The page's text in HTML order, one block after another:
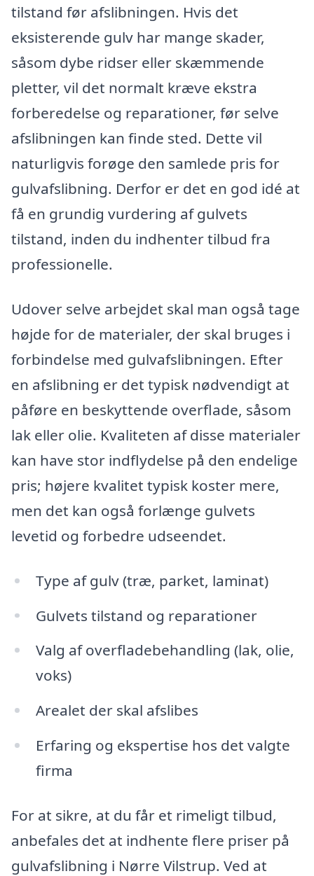
tilstand før afslibningen. Hvis det
eksisterende gulv har mange skader,
såsom dybe ridser eller skæmmende
pletter, vil det normalt kræve ekstra
forberedelse og reparationer, før selve
afslibningen kan finde sted. Dette vil
naturligvis forøge den samlede pris for
gulvafslibning. Derfor er det en god idé at
få en grundig vurdering af gulvets
tilstand, inden du indhenter tilbud fra
professionelle.
Udover selve arbejdet skal man også tage
højde for de materialer, der skal bruges i
forbindelse med gulvafslibningen. Efter
en afslibning er det typisk nødvendigt at
påføre en beskyttende overflade, såsom
lak eller olie. Kvaliteten af disse materialer
kan have stor indflydelse på den endelige
pris; højere kvalitet typisk koster mere,
men det kan også forlænge gulvets
levetid og forbedre udseendet.
Type af gulv (træ, parket, laminat)
Gulvets tilstand og reparationer
Valg af overfladebehandling (lak, olie,
voks)
Arealet der skal afslibes
Erfaring og ekspertise hos det valgte
firma
For at sikre, at du får et rimeligt tilbud,
anbefales det at indhente flere priser på
gulvafslibning i Nørre Vilstrup. Ved at